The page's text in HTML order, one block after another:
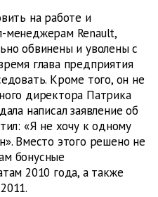
на работе и
менеджерам Renault,
обвинены и уволены с
глава предприятия
Кроме того, он не
директора Патрика
написал заявление об
«Я не хочу к одному
Вместо этого решено не
бонусные
2010 года, а также